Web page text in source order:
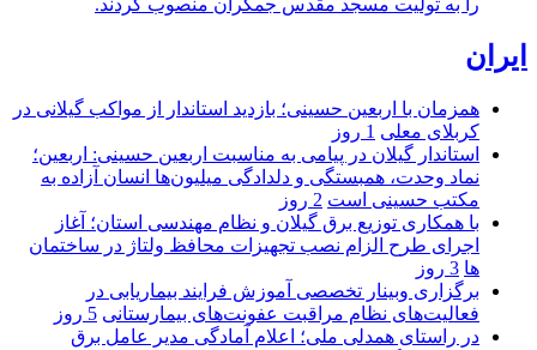
را به تولیت مسجد مقدس جمکران منصوب کردند.
ایران
همزمان با اربعین حسینی؛ بازدید استاندار از مواکب گیلانی در
کربلای معلی 1 روز
استاندار گیلان در پیامی به مناسبت اربعین حسینی: اربعین؛
نماد وحدت، همبستگی و دلدادگی میلیون‌ها انسان آزاده به
مکتب حسینی است 2 روز
با همکاری توزیع برق گیلان و نظام مهندسی استان؛ آغاز
اجرای طرح الزام نصب تجهیزات محافظ ولتاژ در ساختمان
ها 3 روز
برگزاری وبینار تخصصی آموزش فرایند بیماریابی در
فعالیت‌های نظام مراقبت عفونت‌های بیمارستانی 5 روز
در راستای همدلی ملی؛ اعلام آمادگی مدیر عامل برق